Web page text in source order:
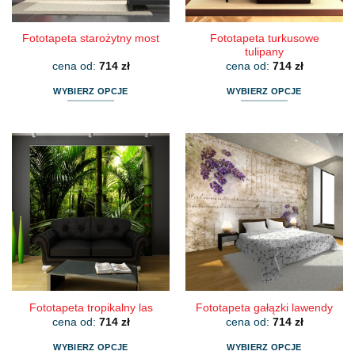
produktu
produktu
Fototapeta starożytny most
cena od: 714 zł
WYBIERZ OPCJE
ma
wiele
wariantów.
Opcje
można
na
stronie
produktu
Fototapeta turkusowe
tulipany
cena od: 714 zł
WYBIERZ OPCJE
wiele
wariantów.
Opcje
można
wybrać
na
stronie
produktu
Fototapeta tropikalny las
cena od: 714 zł
WYBIERZ OPCJE
Fototapeta gałązki lawendy
cena od: 714 zł
WYBIERZ OPCJE